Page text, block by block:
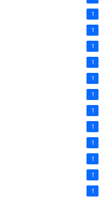
1
1
1
1
1
1
1
1
1
1
1
1